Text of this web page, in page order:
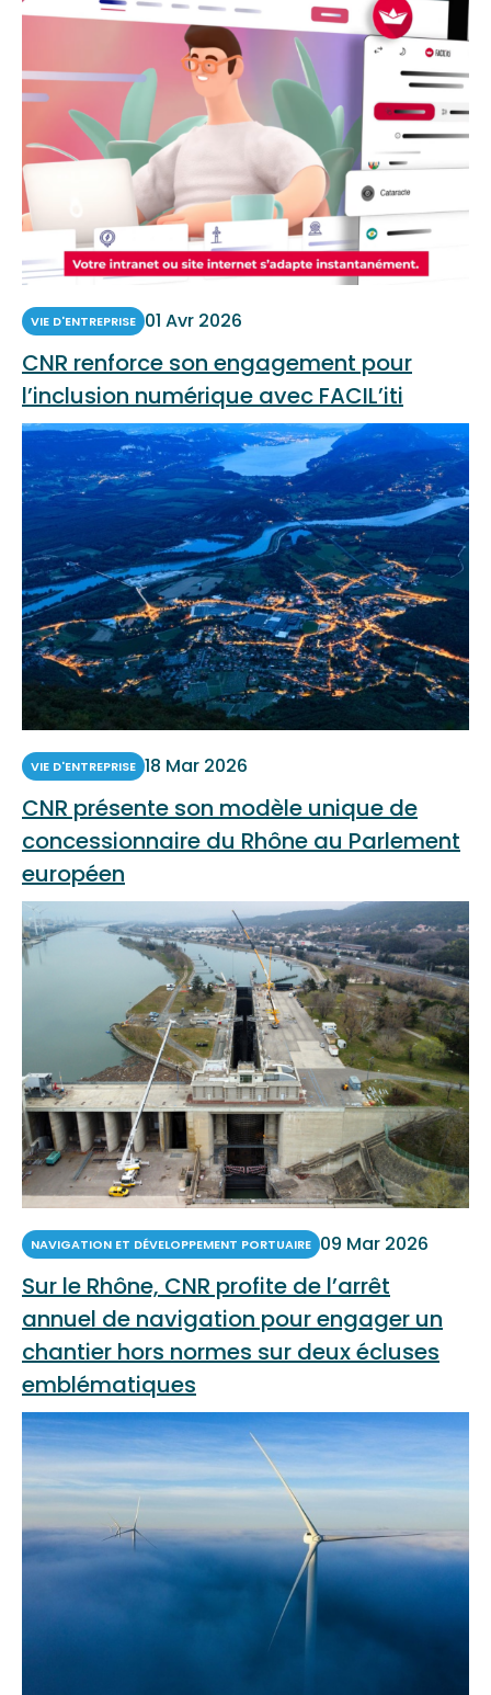
VIE D'ENTREPRISE 01 Avr 2026
CNR renforce son engagement pour
l’inclusion numérique avec FACIL’iti
VIE D'ENTREPRISE 18 Mar 2026
CNR présente son modèle unique de
concessionnaire du Rhône au Parlement
européen
NAVIGATION ET DÉVELOPPEMENT PORTUAIRE 09 Mar 2026
Sur le Rhône, CNR profite de l’arrêt
annuel de navigation pour engager un
chantier hors normes sur deux écluses
emblématiques